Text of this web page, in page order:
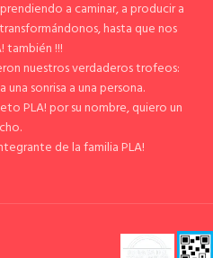
a caminar, a producir a
hasta que nos
también !!!
nuestros verdaderos trofeos:
sonrisa a una persona.
PLA! por su nombre, quiero un
de la familia PLA!